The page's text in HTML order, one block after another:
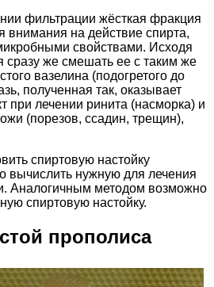
фильтрации жёсткая фракция
внимания на действие спирта,
свойствами. Исходя
сразу же смешать ее с таким же
вазелина (подогретого до
полученная так, оказывает
при лечении ринита (насморка) и
(порезов, ссадин, трещин),
спиртовую настойку
вычислить нужную для лечения
Аналогичным методом возможно
спиртовую настойку.
прополиса